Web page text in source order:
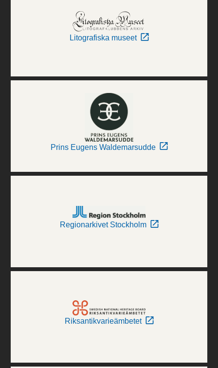
Litografiska museet
Prins Eugens Waldemarsudde
Regionarkivet Stockholm
Riksantikvarieämbetet